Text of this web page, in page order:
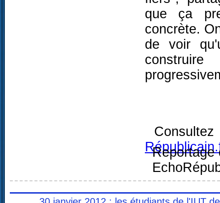
que ça
concrète.
de voir
Reportage